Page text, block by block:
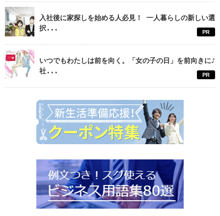
入社後に家探しを始める人必見！ 一人暮らしの新しい選
択...
PR
いつでもわたしは前を向く。「女の子の日」を前向きに♪
社...
PR